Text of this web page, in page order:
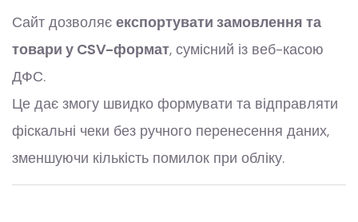
Сайт дозволяє експортувати замовлення та
товари у CSV-формат, сумісний із веб-касою
ДФС.
Це дає змогу швидко формувати та відправляти
фіскальні чеки без ручного перенесення даних,
зменшуючи кількість помилок при обліку.